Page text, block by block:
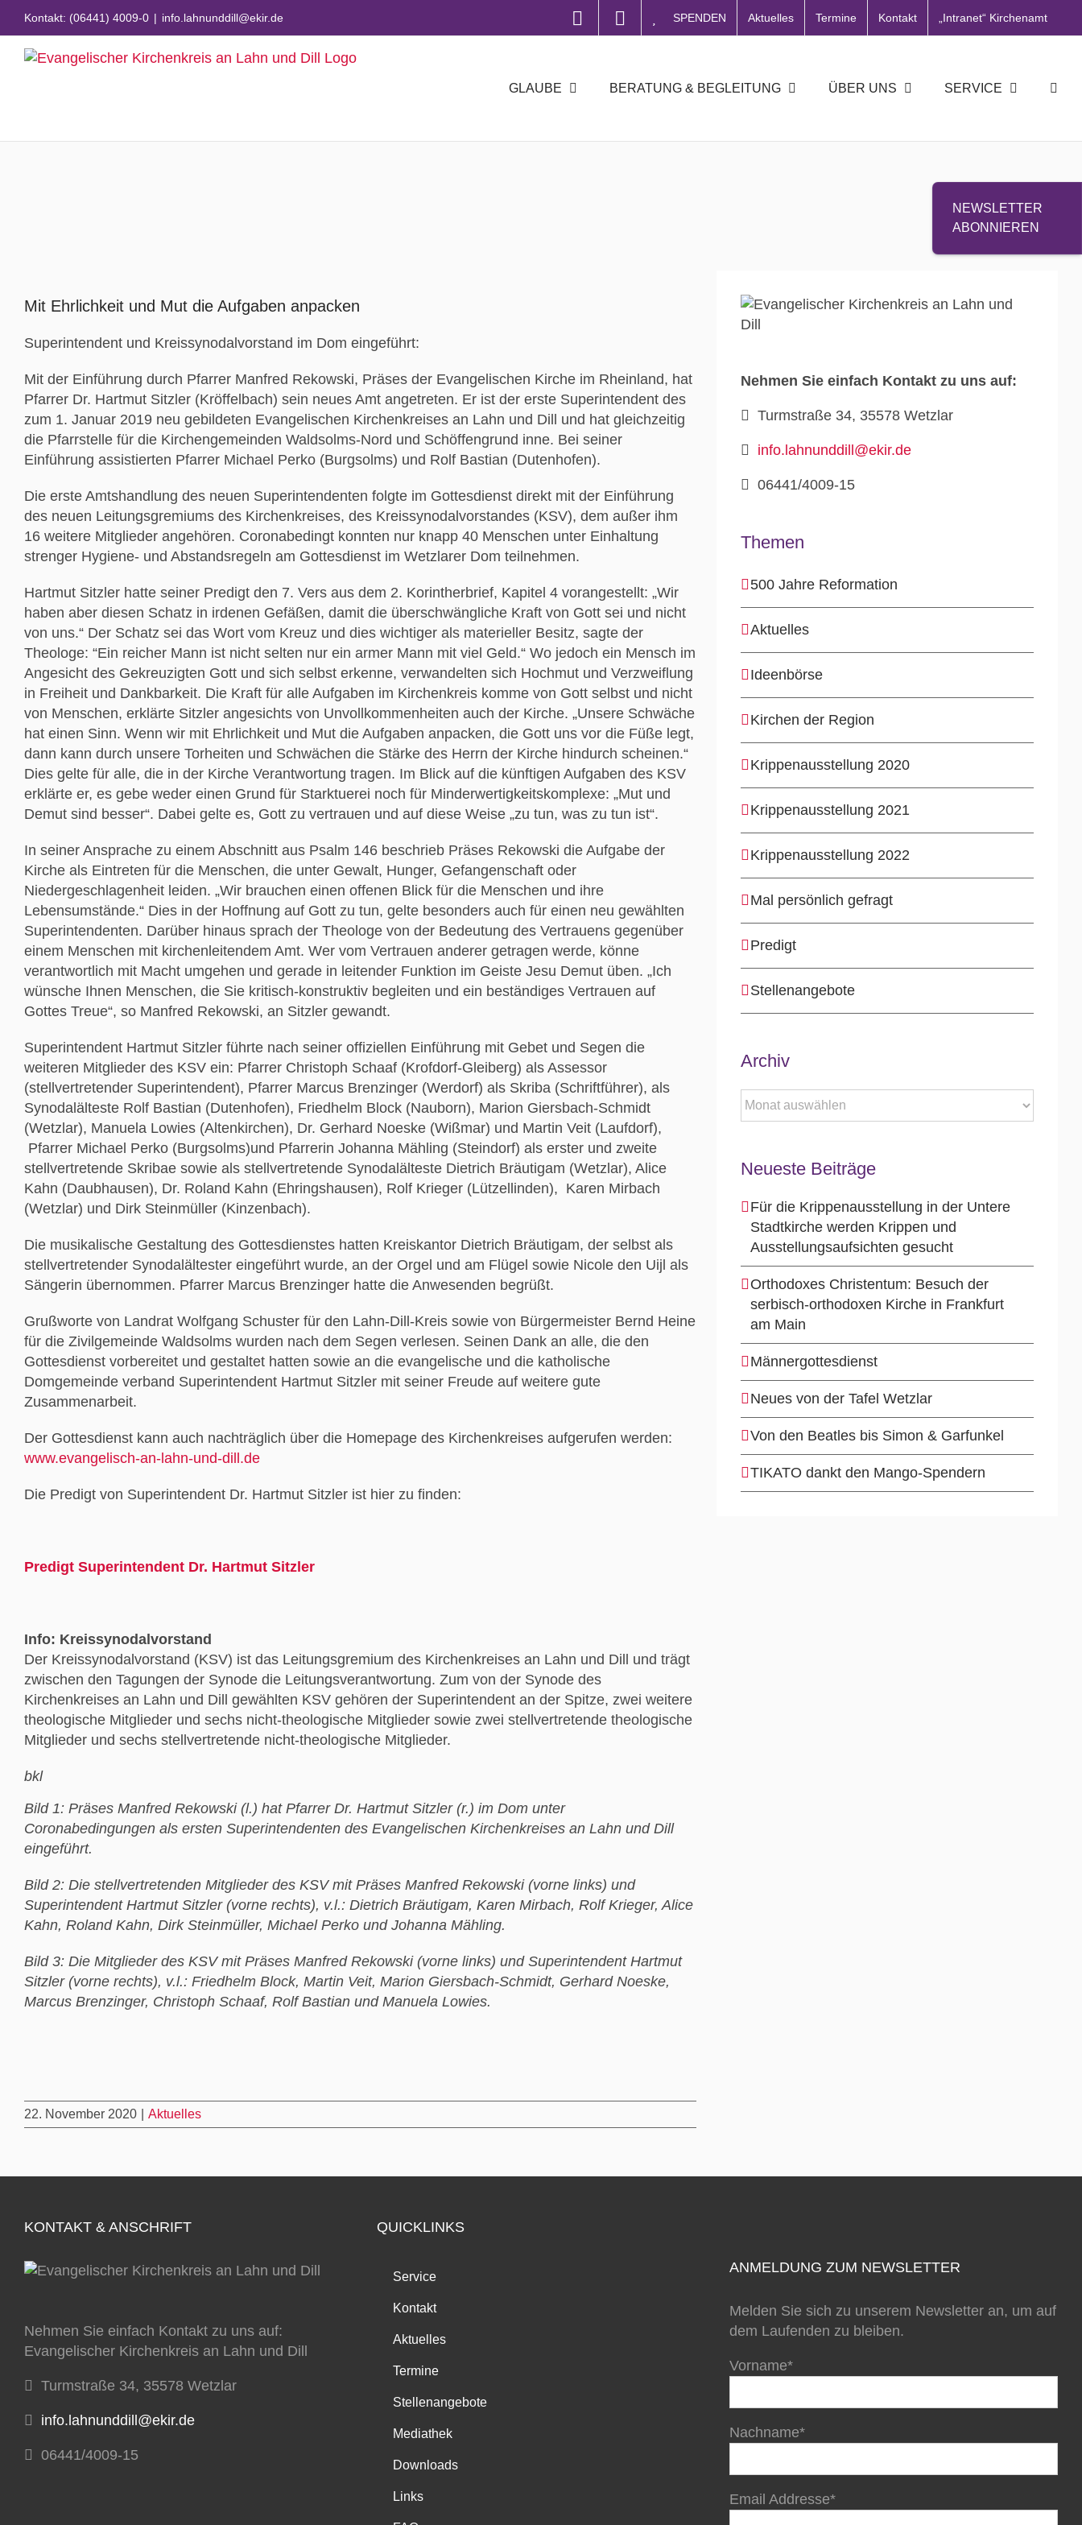
springen
Kontakt: (06441) 4009-0 | info.lahnunddill@ekir.de SPENDEN Aktuelles Termine Kontakt „Intranet“ Kirchenamt
GLAUBE BERATUNG & BEGLEITUNG ÜBER UNS SERVICE
NEWSLETTER
ABONNIEREN
grösseres
Mit Ehrlichkeit und Mut die Aufgaben anpacken
Superintendent und Kreissynodalvorstand im Dom eingeführt:
Mit der Einführung durch Pfarrer Manfred Rekowski, Präses der Evangelischen Kirche im Rheinland, hat
Pfarrer Dr. Hartmut Sitzler (Kröffelbach) sein neues Amt angetreten. Er ist der erste Superintendent des
zum 1. Januar 2019 neu gebildeten Evangelischen Kirchenkreises an Lahn und Dill und hat gleichzeitig
die Pfarrstelle für die Kirchengemeinden Waldsolms-Nord und Schöffengrund inne. Bei seiner
Einführung assistierten Pfarrer Michael Perko (Burgsolms) und Rolf Bastian (Dutenhofen).
Die erste Amtshandlung des neuen Superintendenten folgte im Gottesdienst direkt mit der Einführung
des neuen Leitungsgremiums des Kirchenkreises, des Kreissynodalvorstandes (KSV), dem außer ihm
16 weitere Mitglieder angehören. Coronabedingt konnten nur knapp 40 Menschen unter Einhaltung
strenger Hygiene- und Abstandsregeln am Gottesdienst im Wetzlarer Dom teilnehmen.
Hartmut Sitzler hatte seiner Predigt den 7. Vers aus dem 2. Korintherbrief, Kapitel 4 vorangestellt: „Wir
haben aber diesen Schatz in irdenen Gefäßen, damit die überschwängliche Kraft von Gott sei und nicht
von uns.“ Der Schatz sei das Wort vom Kreuz und dies wichtiger als materieller Besitz, sagte der
Theologe: “Ein reicher Mann ist nicht selten nur ein armer Mann mit viel Geld.“ Wo jedoch ein Mensch im
Angesicht des Gekreuzigten Gott und sich selbst erkenne, verwandelten sich Hochmut und Verzweiflung
in Freiheit und Dankbarkeit. Die Kraft für alle Aufgaben im Kirchenkreis komme von Gott selbst und nicht
von Menschen, erklärte Sitzler angesichts von Unvollkommenheiten auch der Kirche. „Unsere Schwäche
hat einen Sinn. Wenn wir mit Ehrlichkeit und Mut die Aufgaben anpacken, die Gott uns vor die Füße legt,
dann kann durch unsere Torheiten und Schwächen die Stärke des Herrn der Kirche hindurch scheinen.“
Dies gelte für alle, die in der Kirche Verantwortung tragen. Im Blick auf die künftigen Aufgaben des KSV
erklärte er, es gebe weder einen Grund für Starktuerei noch für Minderwertigkeitskomplexe: „Mut und
Demut sind besser“. Dabei gelte es, Gott zu vertrauen und auf diese Weise „zu tun, was zu tun ist“.
In seiner Ansprache zu einem Abschnitt aus Psalm 146 beschrieb Präses Rekowski die Aufgabe der
Kirche als Eintreten für die Menschen, die unter Gewalt, Hunger, Gefangenschaft oder
Niedergeschlagenheit leiden. „Wir brauchen einen offenen Blick für die Menschen und ihre
Lebensumstände.“ Dies in der Hoffnung auf Gott zu tun, gelte besonders auch für einen neu gewählten
Superintendenten. Darüber hinaus sprach der Theologe von der Bedeutung des Vertrauens gegenüber
einem Menschen mit kirchenleitendem Amt. Wer vom Vertrauen anderer getragen werde, könne
verantwortlich mit Macht umgehen und gerade in leitender Funktion im Geiste Jesu Demut üben. „Ich
wünsche Ihnen Menschen, die Sie kritisch-konstruktiv begleiten und ein beständiges Vertrauen auf
Gottes Treue“, so Manfred Rekowski, an Sitzler gewandt.
Superintendent Hartmut Sitzler führte nach seiner offiziellen Einführung mit Gebet und Segen die
weiteren Mitglieder des KSV ein: Pfarrer Christoph Schaaf (Krofdorf-Gleiberg) als Assessor
(stellvertretender Superintendent), Pfarrer Marcus Brenzinger (Werdorf) als Skriba (Schriftführer), als
Synodalälteste Rolf Bastian (Dutenhofen), Friedhelm Block (Nauborn), Marion Giersbach-Schmidt
(Wetzlar), Manuela Lowies (Altenkirchen), Dr. Gerhard Noeske (Wißmar) und Martin Veit (Laufdorf),
Pfarrer Michael Perko (Burgsolms)und Pfarrerin Johanna Mähling (Steindorf) als erster und zweite
stellvertretende Skribae sowie als stellvertretende Synodalälteste Dietrich Bräutigam (Wetzlar), Alice
Kahn (Daubhausen), Dr. Roland Kahn (Ehringshausen), Rolf Krieger (Lützellinden), Karen Mirbach
(Wetzlar) und Dirk Steinmüller (Kinzenbach).
Die musikalische Gestaltung des Gottesdienstes hatten Kreiskantor Dietrich Bräutigam, der selbst als
stellvertretender Synodalältester eingeführt wurde, an der Orgel und am Flügel sowie Nicole den Uijl als
Sängerin übernommen. Pfarrer Marcus Brenzinger hatte die Anwesenden begrüßt.
Grußworte von Landrat Wolfgang Schuster für den Lahn-Dill-Kreis sowie von Bürgermeister Bernd Heine
für die Zivilgemeinde Waldsolms wurden nach dem Segen verlesen. Seinen Dank an alle, die den
Gottesdienst vorbereitet und gestaltet hatten sowie an die evangelische und die katholische
Domgemeinde verband Superintendent Hartmut Sitzler mit seiner Freude auf weitere gute
Zusammenarbeit.
Der Gottesdienst kann auch nachträglich über die Homepage des Kirchenkreises aufgerufen werden:
www.evangelisch-an-lahn-und-dill.de
Die Predigt von Superintendent Dr. Hartmut Sitzler ist hier zu finden:
Predigt Superintendent Dr. Hartmut Sitzler
Info: Kreissynodalvorstand
Der Kreissynodalvorstand (KSV) ist das Leitungsgremium des Kirchenkreises an Lahn und Dill und trägt
zwischen den Tagungen der Synode die Leitungsverantwortung. Zum von der Synode des
Kirchenkreises an Lahn und Dill gewählten KSV gehören der Superintendent an der Spitze, zwei weitere
theologische Mitglieder und sechs nicht-theologische Mitglieder sowie zwei stellvertretende theologische
Mitglieder und sechs stellvertretende nicht-theologische Mitglieder.
bkl
Bild 1: Präses Manfred Rekowski (l.) hat Pfarrer Dr. Hartmut Sitzler (r.) im Dom unter
Coronabedingungen als ersten Superintendenten des Evangelischen Kirchenkreises an Lahn und Dill
eingeführt.
Bild 2: Die stellvertretenden Mitglieder des KSV mit Präses Manfred Rekowski (vorne links) und
Superintendent Hartmut Sitzler (vorne rechts), v.l.: Dietrich Bräutigam, Karen Mirbach, Rolf Krieger, Alice
Kahn, Roland Kahn, Dirk Steinmüller, Michael Perko und Johanna Mähling.
Bild 3: Die Mitglieder des KSV mit Präses Manfred Rekowski (vorne links) und Superintendent Hartmut
Sitzler (vorne rechts), v.l.: Friedhelm Block, Martin Veit, Marion Giersbach-Schmidt, Gerhard Noeske,
Marcus Brenzinger, Christoph Schaaf, Rolf Bastian und Manuela Lowies.
22. November 2020 Aktuelles
Nehmen Sie einfach Kontakt zu uns auf:
Turmstraße 34, 35578 Wetzlar
info.lahnunddill@ekir.de
06441/4009-15
Themen
500 Jahre Reformation
Aktuelles
Ideenbörse
Kirchen der Region
Krippenausstellung 2020
Krippenausstellung 2021
Krippenausstellung 2022
Mal persönlich gefragt
Predigt
Stellenangebote
Archiv
Archiv
Neueste Beiträge
Für die Krippenausstellung in der Untere
Stadtkirche werden Krippen und
Ausstellungsaufsichten gesucht
Orthodoxes Christentum: Besuch der
serbisch-orthodoxen Kirche in Frankfurt
am Main
Männergottesdienst
Neues von der Tafel Wetzlar
Von den Beatles bis Simon & Garfunkel
TIKATO dankt den Mango-Spendern
KONTAKT & ANSCHRIFT
Nehmen Sie einfach Kontakt zu uns auf:
Evangelischer Kirchenkreis an Lahn und Dill
Turmstraße 34, 35578 Wetzlar
info.lahnunddill@ekir.de
06441/4009-15
QUICKLINKS
Service
Kontakt
Aktuelles
Termine
Stellenangebote
Mediathek
Downloads
Links
ANMELDUNG ZUM NEWSLETTER
Melden Sie sich zu unserem Newsletter an, um auf
dem Laufenden zu bleiben.
Vorname*
Nachname*
Email Addresse*